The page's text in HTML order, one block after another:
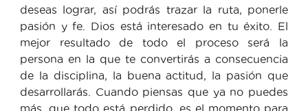
deseas lograr, así podrás trazar la ruta, ponerle
pasión y fe. Dios está interesado en tu éxito. El
mejor resultado de todo el proceso será la
persona en la que te convertirás a consecuencia
de la disciplina, la buena actitud, la pasión que
desarrollarás. Cuando piensas que ya no puedes
más, que todo está perdido, es el momento para